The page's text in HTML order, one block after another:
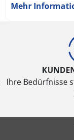
Mehr
Ihre Bedürfnisse